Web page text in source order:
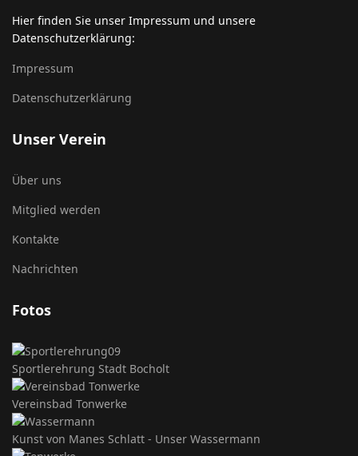
Hier finden Sie unser Impressum und unsere
Datenschutzerklärung:
Impressum
Datenschutzerklärung
Unser Verein
Über uns
Mitglied werden
Kontakte
Nachrichten
Fotos
Sportlerehrung Stadt Bocholt
Vereinsbad Tonwerke
Kunst von Manes Schlatt - Unser Wassermann